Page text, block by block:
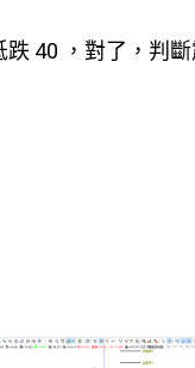
跌 40 ，對了，判